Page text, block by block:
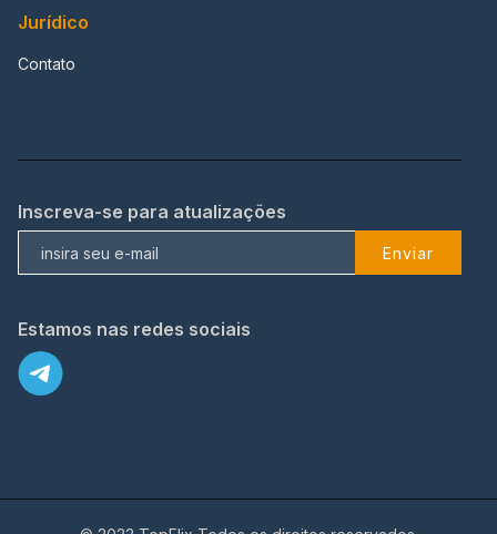
Jurídico
Contato
Inscreva-se para atualizações
Enviar
Estamos nas redes sociais